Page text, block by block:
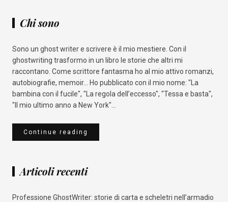
Chi sono
Sono un ghost writer e scrivere è il mio mestiere. Con il
ghostwriting trasformo in un libro le storie che altri mi
raccontano. Come scrittore fantasma ho al mio attivo romanzi,
autobiografie, memoir... Ho pubblicato con il mio nome: "La
bambina con il fucile", "La regola dell’eccesso", "Tessa e basta",
"Il mio ultimo anno a New York"...
Continue reading
Articoli recenti
Professione GhostWriter: storie di carta e scheletri nell’armadio